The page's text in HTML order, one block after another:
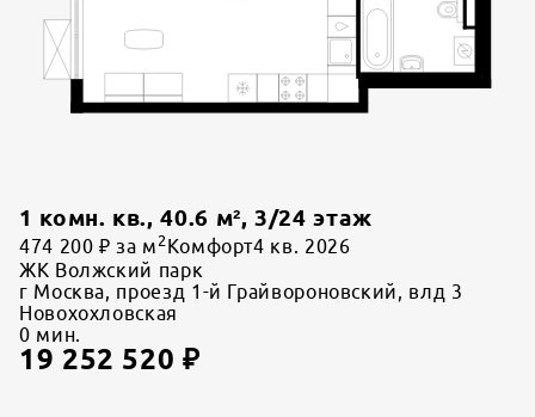
1 комн. кв., 40.6 м²,3/24 этаж
474 200 ₽ за м 2 Комфорт4 кв. 2026
ЖК Волжский парк
г Москва, проезд 1-й Грайвороновский, влд 3
Новохохловская
0 мин.
19 252 520 ₽